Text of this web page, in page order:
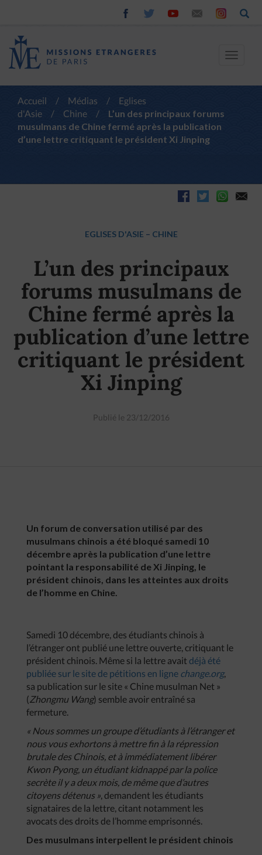
Toggle
Accueil / Médias /
Eglises
d'Asie
/ Chine /
L’un des principaux forums
musulmans de Chine fermé après la publication
d’une lettre critiquant le président Xi Jinping
EGLISES D'ASIE – CHINE
L’un des principaux
forums musulmans de
Chine fermé après la
publication d’une lettre
critiquant le président
Xi Jinping
Publié le 23/12/2016
Un forum de conversation utilisé par des
musulmans chinois a été bloqué samedi 10
décembre après la publication d’une lettre
pointant la responsabilité de Xi Jinping, le
président chinois, dans les atteintes aux droits
de l’homme en Chine.
Samedi 10 décembre, des étudiants chinois à
l’étranger ont publié une lettre ouverte, critiquant le
président chinois. Même si la lettre avait déjà été
publiée sur le site de pétitions en ligne change.org,
sa publication sur le site « Chine musulman Net »
(Zhongmu Wang) semble avoir entraîné sa
fermeture.
« Nous sommes un groupe d’étudiants à l’étranger et
nous vous exhortons à mettre fin à la répression
brutale des Chinois, et à immédiatement libérer
Kwon Pyong, un étudiant kidnappé par la police
secrète il y a deux mois, de même que d’autres
citoyens détenus », demandent les étudiants
signataires de la lettre, citant notamment les
avocats des droits de l’homme emprisonnés.
Des musulmans interpellent le président chinois